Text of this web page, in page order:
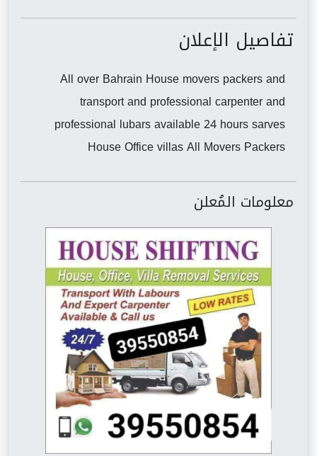
تفاصيل الإعلان
All over Bahrain House movers packers and
transport and professional carpenter and
professional lubars available 24 hours sarves
House Office villas All Movers Packers
معلومات المُعلن